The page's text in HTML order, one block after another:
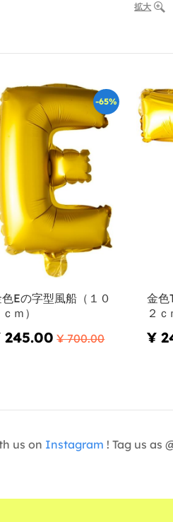
拡大
-65%
Eの字型風船（１０
ｃｍ）
245.00 ¥ 700.00
金色
２ｃ
¥
us on Instagram ! Tag us as